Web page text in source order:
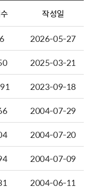
작성일
2026-05-27
2025-03-21
2023-09-18
2004-07-29
2004-07-20
2004-07-09
2004-06-11